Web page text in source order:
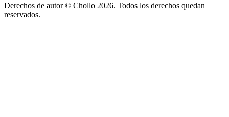
Derechos de autor © Chollo 2026. Todos los derechos quedan
reservados.